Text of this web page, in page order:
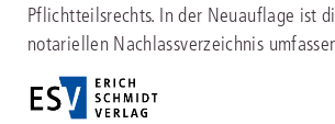
Pflichtteilsrechts. In der Neuauflage ist
notariellen Nachlassverzeichnis